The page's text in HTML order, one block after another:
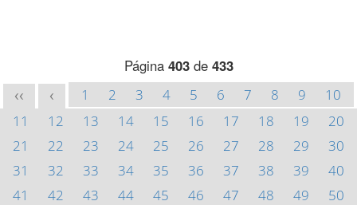
Página 403de 433
<< < 1 2 3 4 5 6 7 8 9
10
11
12 13 14 15 16 17 18 19
20
21
22 23 24 25 26 27 28 29
30
31
32 33 34 35 36 37 38 39
40
41
42 43 44 45 46 47 48 49
50